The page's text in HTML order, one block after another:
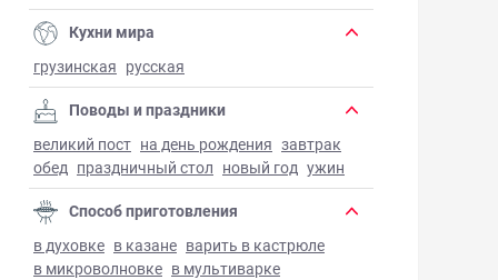
Кухни мира
грузинская русская
Поводы и праздники
великий пост на день рождения завтрак
обед праздничный стол новый год ужин
Способ приготовления
в духовке в казане варить в кастрюле
в микроволновке в мультиварке